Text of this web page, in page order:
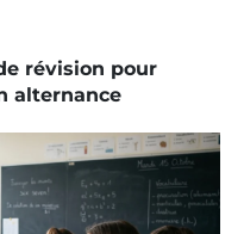
révision pour
alternance